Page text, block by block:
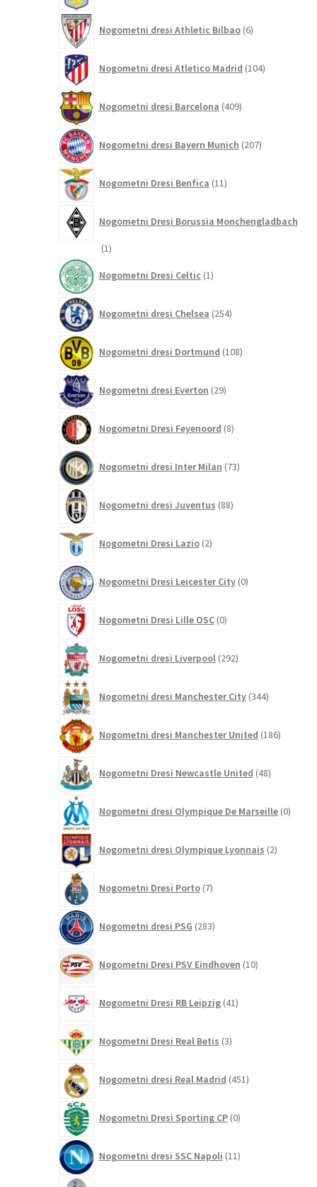
Nogometni dresi Athletic Bilbao 6izdelkov
Nogometni dresi Atletico Madrid 104izdelki
Nogometni dresi Barcelona 409izdelkov
Nogometni dresi Bayern Munich 207izdelkov
Nogometni Dresi Benfica 11izdelkov
Nogometni Dresi Borussia Monchengladbach
11
Nogometni Dresi Celtic 1izdelek
Nogometni dresi Chelsea 254izdelkov
Nogometni dresi Dortmund 108izdelkov
Nogometni dresi Everton 29izdelkov
Nogometni Dresi Feyenoord 8izdelkov
Nogometni dresi Inter Milan 73izdelkov
Nogometni dresi Juventus 88izdelkov
Nogometni Dresi Lazio 2izdelka
Nogometni Dresi Leicester City 0izdelkov
Nogometni Dresi Lille OSC 0izdelkov
Nogometni dresi Liverpool 292izdelkov
Nogometni dresi Manchester City 344izdelkov
Nogometni dresi Manchester United 186izdelkov
Nogometni Dresi Newcastle United 48izdelkov
Nogometni dresi Olympique De Marseille 0
Nogometni dresi Olympique Lyonnais 2izdelka
Nogometni Dresi Porto 7izdelkov
Nogometni dresi PSG 283izdelkov
Nogometni Dresi PSV Eindhoven 10izdelkov
Nogometni Dresi RB Leipzig 41izdelkov
Nogometni Dresi Real Betis 3izdelki
Nogometni dresi Real Madrid 451izdelkov
Nogometni Dresi Sporting CP 0izdelkov
Nogometni dresi SSC Napoli 11izdelkov